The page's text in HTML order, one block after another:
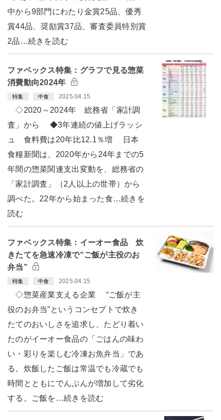
中から9部門にわたり金賞25品、優秀
賞44品、奨励賞37品、審査委員特別賞
2品…続きを読む
ファベックス特集：グラフで見る惣菜
消費動向2024年
特集 中食 2025.04.15
◇2020～2024年 総務省「家計調
査」から ◆3年連続の値上げラッシ
ュ 食料費は20年比12.1％増 日本
食糧新聞は、2020年から24年までの5
年間の惣菜関連支出変動を、総務省の
「家計調査」（2人以上の世帯）から
調べた。22年から始まった食…続きを
読む
ファベックス特集：イーオー食品 炊
きたてを急速冷凍で“ご飯が主役のお
弁当”
特集 中食 2025.04.15
◇惣菜産業支える企業 “ご飯が主
役のお弁当”というコンセプトで炊き
たてのおいしさを追求し、たどり着い
たのがイーオー食品の「ごはんの味わ
い・彩りを楽しむ冷凍お魚弁当」であ
る。炊飯したご飯は常温でも冷蔵でも
時間とともにでんぷんが増加して劣化
する。ご飯を…続きを読む